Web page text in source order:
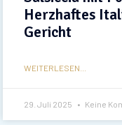
Herzhaftes
Gericht
WEITERLESEN...
29. Juli 2025 Keine